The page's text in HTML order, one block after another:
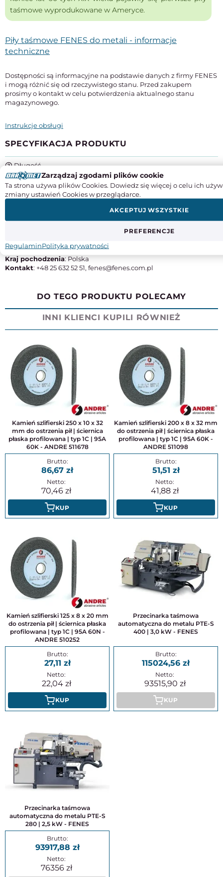
taśmowe wyprodukowane w Ameryce.
Piły taśmowe FENES do metali - informacje
techniczne
Dostępności są informacyjne na podstawie danych z firmy FENES
i mogą różnić się od rzeczywistego stanu. Przed zakupem
prosimy o kontakt w celu potwierdzenia aktualnego stanu
magazynowego.
Instrukcje obsługi
SPECYFIKACJA PRODUKTU
Długość
2720 mm
Szerokość x grubość
27 x 0,9 mm
Typ
Adres: ul. gen. Franciszka Kleeberga 2, 08-110 Siedlce
Kraj pochodzenia: Polska
Kontakt: +48 25 632 52 51, fenes@fenes.com.pl
DO TEGO PRODUKTU POLECAMY
INNI KLIENCI KUPILI RÓWNIEŻ
Kamień szlifierski 250 x 10 x 32
mm do ostrzenia pił | ściernica
płaska profilowana | typ 1C | 95A
60K - ANDRE 511678
86,67
70,46
KUP
Kamień szlifierski 200 x 8 x 32 mm
do ostrzenia pił | ściernica płaska
profilowana | typ 1C | 95A 60K -
ANDRE 511098
51,51
41,88
KUP
Kamień szlifierski 125 x 8 x 20 mm
do ostrzenia pił | ściernica płaska
profilowana | typ 1C | 95A 60N -
ANDRE 510252
27,11
22,04
KUP
Przecinarka taśmowa
automatyczna do metalu PTE-S
400 | 3,0 kW - FENES
115024,56
93515,90
KUP
Przecinarka taśmowa
automatyczna do metalu PTE-S
280 | 2,5 kW - FENES
93917,88
76356
Zarządzaj zgodami plików cookie
Ta strona używa plików Cookies. Dowiedz się więcej o celu ich
zmiany ustawień Cookies w przeglądarce.
PREFERENCJE
AKCEPTUJ WSZYSTKIE
RegulaminPolityka prywatności